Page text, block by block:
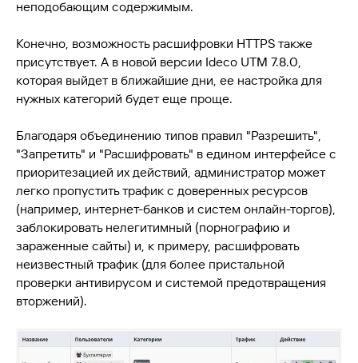
неподобающим содержимым.
Конечно, возможность расшифровки HTTPS также
присутствует. А в новой версии Ideco UTM 7.8.0,
которая выйдет в ближайшие дни, ее настройка для
нужных категорий будет еще проще.
Благодаря объединению типов правил "Разрешить",
"Запретить" и "Расшифровать" в едином интерфейсе с
приоритезацией их действий, администратор может
легко пропустить трафик с доверенных ресурсов
(например, интернет-банков и систем онлайн-торгов),
заблокировать нелегитимный (порнографию и
зараженные сайты) и, к примеру, расшифровать
неизвестный трафик (для более пристальной
проверки антивирусом и системой предотвращения
вторжений).